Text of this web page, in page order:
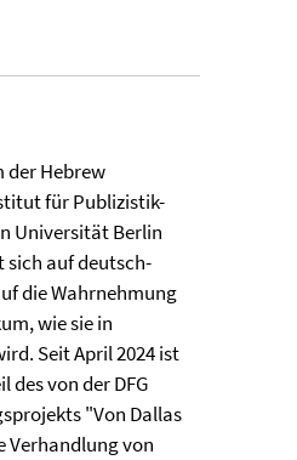
der Hebrew
für Publizistik-
Universität Berlin
sich auf deutsch-
die Wahrnehmung
wie sie in
Seit April 2024 ist
von der DFG
"Von Dallas
Verhandlung von